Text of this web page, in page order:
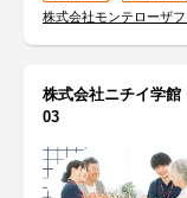
株式会社モンテローザ
株式会社ニチイ学
03